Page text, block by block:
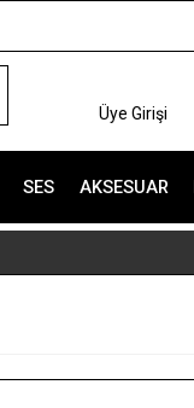
Üye Girişi
SES AKSESUAR